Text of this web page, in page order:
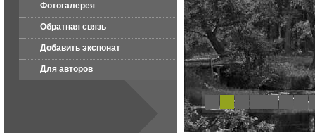
Фотогалерея
Обратная связь
Добавить экспонат
Для авторов